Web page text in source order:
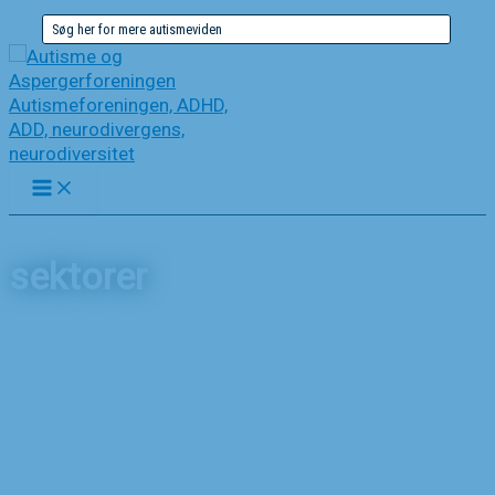
til
indholdet
Søg
efter:
sektorer